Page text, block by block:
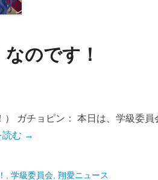
のです！
ガチョピン： 本日は、学級委員
読む →
学級委員会 翔愛ニュース